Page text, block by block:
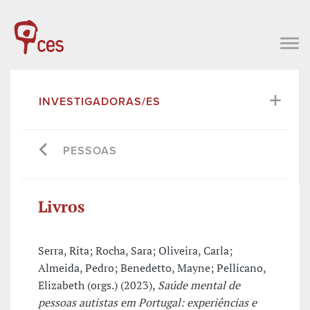
INVESTIGADORAS/ES
PESSOAS
Livros
Serra, Rita; Rocha, Sara; Oliveira, Carla;
Almeida, Pedro; Benedetto, Mayne; Pellicano,
Elizabeth (orgs.) (2023), Saúde mental de
pessoas autistas em Portugal: experiências e